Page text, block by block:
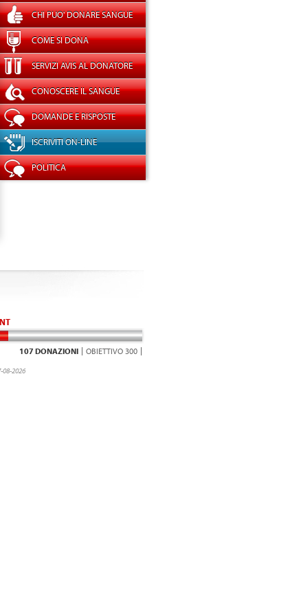
CHI PUO' DONARE SANGUE
COME SI DONA
SERVIZI AVIS AL DONATORE
CONOSCERE IL SANGUE
DOMANDE E RISPOSTE
ISCRIVITI ON-LINE
POLITICA
107 DONAZIONI OBIETTIVO 300
2026